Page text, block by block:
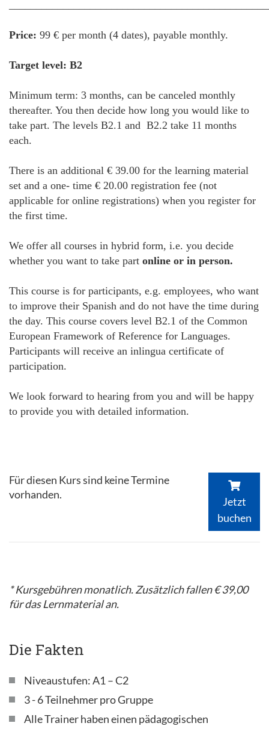
Price: 99 € per month (4 dates), payable monthly.
Target level: B2
Minimum term: 3 months, can be canceled monthly
thereafter. You then decide how long you would like to
take part. The levels B2.1 and B2.2 take 11 months
each.
There is an additional € 39.00 for the learning material
set and a one- time € 20.00 registration fee (not
applicable for online registrations) when you register for
the first time.
We offer all courses in hybrid form, i.e. you decide
whether you want to take part online or in person.
This course is for participants, e.g. employees, who want
to improve their Spanish and do not have the time during
the day. This course covers level B2.1 of the Common
European Framework of Reference for Languages.
Participants will receive an inlingua certificate of
participation.
We look forward to hearing from you and will be happy
to provide you with detailed information.
Für diesen Kurs sind keine Termine
vorhanden.
Jetzt
buchen
* Kursgebühren monatlich. Zusätzlich fallen € 39,00
für das Lernmaterial an.
Die Fakten
Niveaustufen: A1 – C2
3 - 6 Teilnehmer pro Gruppe
Alle Trainer haben einen pädagogischen